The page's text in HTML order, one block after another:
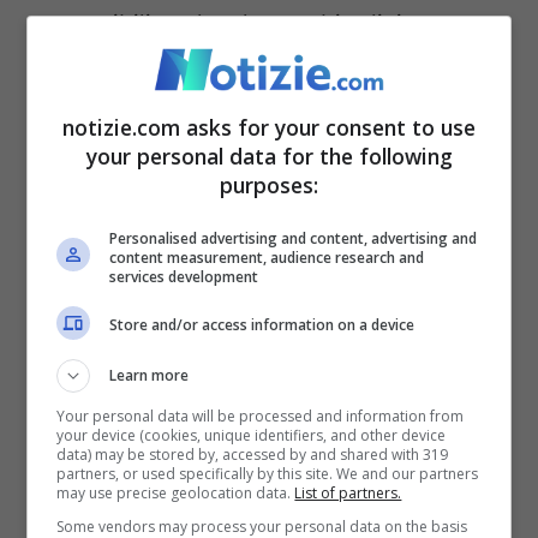
percepibili anche alcune abitudini
quotidiane delle coppia che a quanto pare
porta al piano inferiore conduce alle
Appartamento arricchito
d’ampie vetrate e da un terrazzo luminoso
ben arredato e strutturato per essere
vissuto.
notizie.com asks for your consent to use
your personal data for the following
purposes:
Personalised advertising and content, advertising and
content measurement, audience research and
services development
Store and/or access information on a device
Learn more
Your personal data will be processed and information from
your device (cookies, unique identifiers, and other device
data) may be stored by, accessed by and shared with 319
partners, or used specifically by this site. We and our partners
may use precise geolocation data. List of partners.
Some vendors may process your personal data on the basis